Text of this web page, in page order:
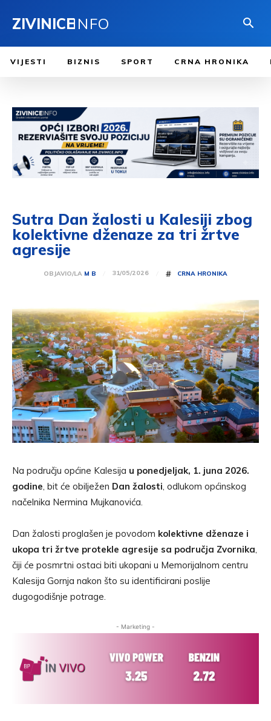
ZIVINICEINFO
VIJESTI BIZNIS SPORT CRNA HRONIKA
Sutra Dan žalosti u Kalesiji zbog
kolektivne dženaze za tri žrtve
agresije
OBJAVIO/LA M B 31/05/2026 # CRNA HRONIKA
Na području općine Kalesija u ponedjeljak, 1. juna 2026.
godine, bit će obilježen Dan žalosti, odlukom općinskog
načelnika Nermina Mujkanovića.
Dan žalosti proglašen je povodom kolektivne dženaze i
ukopa tri žrtve protekle agresije sa područja Zvornika,
čiji će posmrtni ostaci biti ukopani u Memorijalnom centru
Kalesija Gornja nakon što su identificirani poslije
dugogodišnje potrage.
- Marketing -